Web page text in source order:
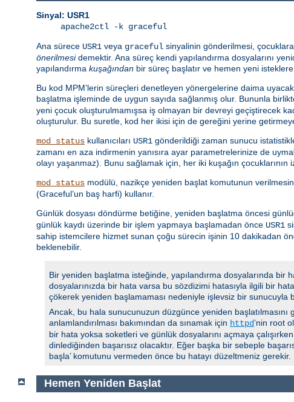
Sinyal: USR1
apache2ctl -k graceful
Ana sürece USR1 veya graceful sinyalinin gönderilmesi,
önerilmesidemektir. Ana süreç kendi yapılandırma dosyalarını
yapılandırma kuşağından bir süreç başlatır ve hemen yeni
Bu kod MPM’lerin süreçleri denetleyen yönergelerine daima
başlatma işleminde de uygun sayıda sağlanmış olur. Bununla
yeni çocuk oluşturulmamışsa iş olmayan bir devreyi geçiştirecek
oluşturulur. Bu suretle, kod her ikisi için de gereğini yerine
mod_status kullanıcıları USR1 gönderildiği zaman sunucu
zamanı en aza indirmenin yanısıra ayar parametrelerinize de
olayı yaşanmaz). Bunu sağlamak için, her iki kuşağın çocuklarının
mod_status modülü, nazikçe yeniden başlat komutunun
(Graceful’un baş harfi) kullanır.
Günlük dosyası döndürme betiğine, yeniden başlatma öncesi
günlük kaydı üzerinde bir işlem yapmaya başlamadan önce USR1
sahip istemcilere hizmet sunan çoğu sürecin işinin 10 dakikadan
beklenebilir.
Bir yeniden başlatma isteğinde, yapılandırma dosyalarında bir
dosyalarınızda bir hata varsa bu sözdizimi hatasıyla ilgili bir
çökerek yeniden başlamaması nedeniyle işlevsiz bir sunucuyla
Ancak, bu hala sunucunuzun düzgünce yeniden başlatılmasını
anlamlandırılması bakımından da sınamak için httpd’nin root
bir hata yoksa soketleri ve günlük dosyalarını açmaya
dinlediğinden başarısız olacaktır. Eğer başka bir sebeple
başla’ komutunu vermeden önce bu hatayı düzeltmeniz gerekir.
Hemen Yeniden Başlat